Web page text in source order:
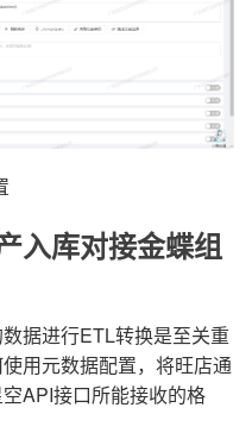
入库对接金蝶组
据进行ETL转换是至关重
用元数据配置，将旺店通
API接口所能接收的格